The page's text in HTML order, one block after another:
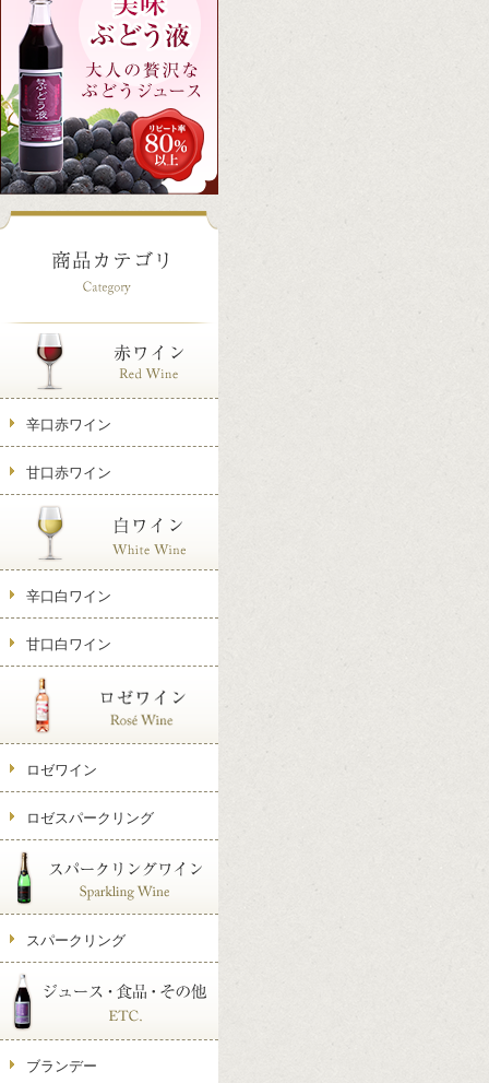
辛口赤ワイン
甘口赤ワイン
辛口白ワイン
甘口白ワイン
ロゼワイン
ロゼスパークリング
スパークリング
ブランデー